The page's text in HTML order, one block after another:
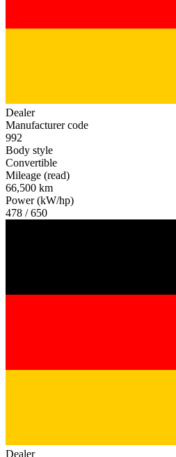
Dealer
Manufacturer code
992
Body style
Convertible
Mileage (read)
66,500 km
Power (kW/hp)
478 / 650
Dealer